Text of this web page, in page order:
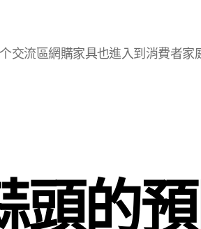
交流區網購家具也進入到消費者家
頭的